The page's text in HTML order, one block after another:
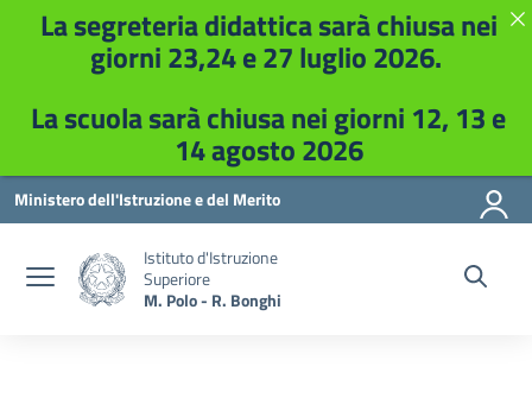
Vai ai contenuti
Vai al menu di navigazione
Vai al footer
Ministero dell'Istruzione e del Merito
Istituto d'Istruzione
Superiore
M. Polo - R. Bonghi
La segreteria didattica sarà chiusa nei
giorni 23,24 e 27 luglio 2026.
La scuola sarà chiusa nei giorni 12, 13 e
14 agosto 2026